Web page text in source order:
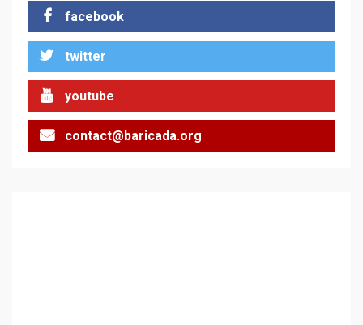
facebook
twitter
youtube
contact@baricada.org